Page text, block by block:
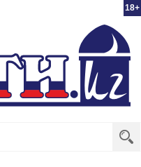
18+